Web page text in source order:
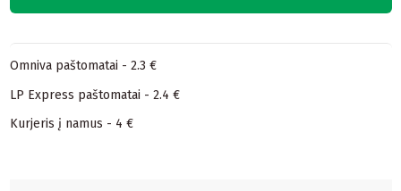
Omniva paštomatai - 2.3 €
LP Express paštomatai - 2.4 €
Kurjeris į namus - 4 €